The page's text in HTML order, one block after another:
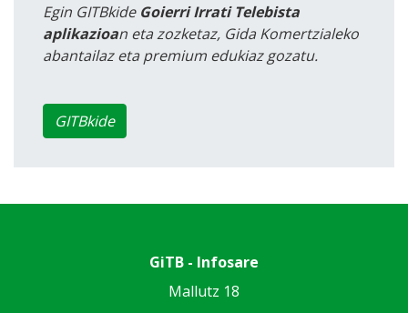
Egin GITBkide Goierri Irrati Telebista
aplikazioan eta zozketaz, Gida Komertzialeko
abantailaz eta premium edukiaz gozatu.
GITBkide
GiTB - Infosare
Mallutz 18